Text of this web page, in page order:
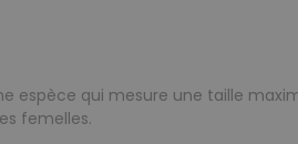
espèce qui mesure une taille
femelles.